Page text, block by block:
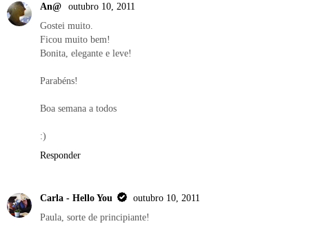
An@
outubro 10, 2011
Gostei muito.
Ficou muito bem!
Bonita, elegante e leve!
Parabéns!
Boa semana a todos
:)
Responder
Carla - Hello You
outubro 10, 2011
Paula, sorte de principiante!